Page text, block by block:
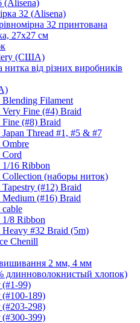
(Alisena)
32 (Alisena)
32 принтована
27х27 см
(США)
нитка від різних виробників
Filament
Fine (#4) Braid
(#8) Braid
Thread #1, #5 & #7
16 Ribbon
(наборы ниток)
(#12) Braid
(#16) Braid
8 Ribbon
#32 Braid (5m)
Chenill
2 мм, 4 мм
длинноволокнистый хлопок)
(#1-99)
189)
298)
399)